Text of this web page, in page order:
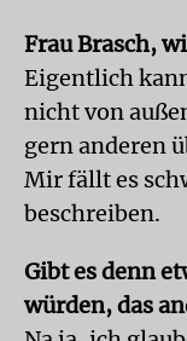
Frau Brasch,
Eigentlich
nicht von
gern anderen
Mir fällt es
beschreiben.
Gibt es denn
würden, das